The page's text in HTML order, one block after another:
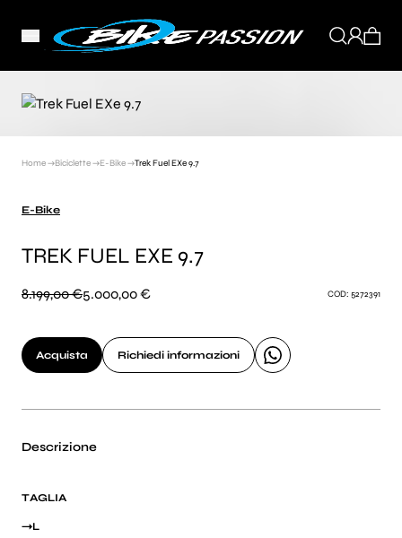
Home →Biciclette →E-Bike →Trek Fuel EXe 9.7
E-Bike
TREK FUEL EXE 9.7
8.199,00 €5.000,00 € COD: 5272391
Acquista Richiedi informazioni
Descrizione
TAGLIA
L